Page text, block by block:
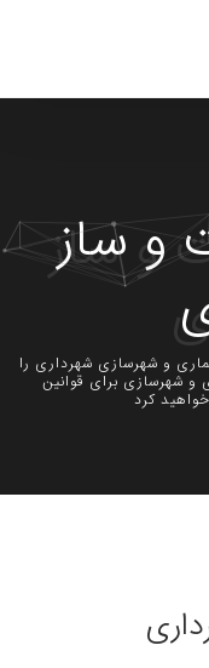
و ساز
و شهرسازی شهرداری را
و شهرسازی برای قوانین
کرد